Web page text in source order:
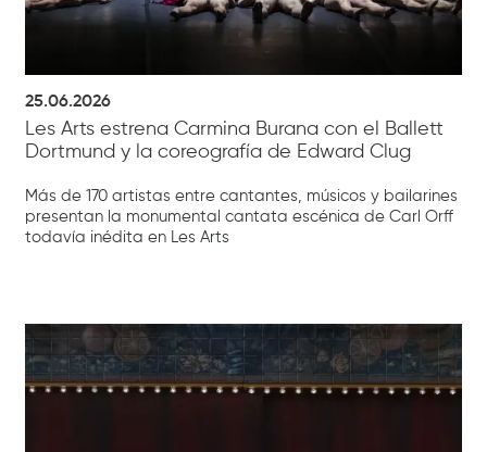
25.06.2026
Les Arts estrena Carmina Burana con el Ballett
Dortmund y la coreografía de Edward Clug
Más de 170 artistas entre cantantes, músicos y bailarines
presentan la monumental cantata escénica de Carl Orff
todavía inédita en Les Arts